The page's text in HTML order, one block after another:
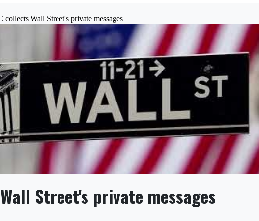
collects Wall Street's private messages
Street's private messages